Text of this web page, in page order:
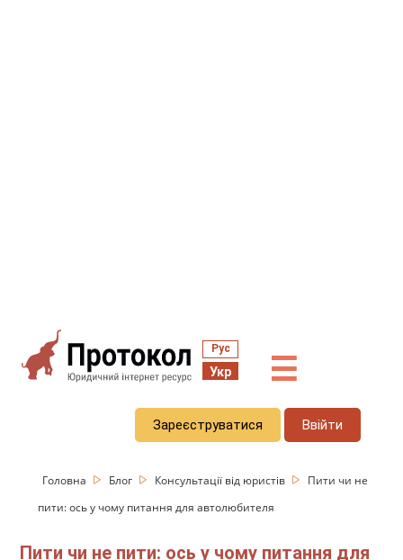
Рус
Укр ☰
Зареєструватися Ввійти
Головна Блог Консультації від юристів
Пити чи не
пити: ось у чому питання для автолюбителя
Пити чи не пити: ось у чому питання для